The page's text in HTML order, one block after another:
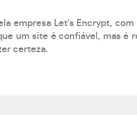
empresa Let's Encrypt,
um site é confiável, mas é
certeza.